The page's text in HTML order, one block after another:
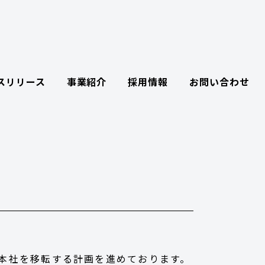
リリース 事業紹介 採用情報 お問い合わせ
を移転する計画を進めております。